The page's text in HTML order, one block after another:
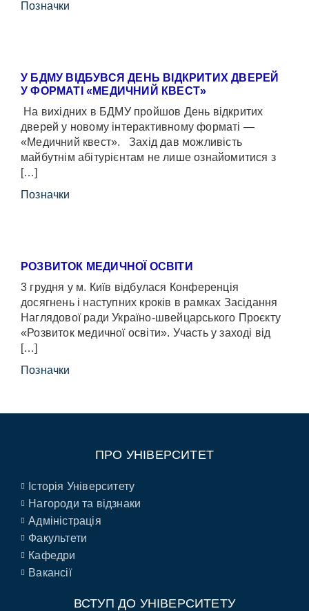
Позначки
У БДМУ ВІДБУВСЯ ДЕНЬ ВІДКРИТИХ ДВЕРЕЙ
У ФОРМАТІ «МЕДИЧНИЙ КВЕСТ»
На вихідних в БДМУ пройшов День відкритих
дверей у новому інтерактивному форматі —
«Медичний квест». Захід дав можливість
майбутнім абітурієнтам не лише ознайомитися з
[…]
Позначки
РОЗВИТОК МЕДИЧНОЇ ОСВІТИ
3 грудня у м. Київ відбулася Конференція
досягнень і наступних кроків в рамках Засідання
Наглядової ради Україно-швейцарського Проєкту
«Розвиток медичної освіти». Участь у заході від
[…]
Позначки
ПРО УНІВЕРСИТЕТ
Історія Університету
Нагороди та відзнаки
Адміністрація
Факультети
Кафедри
Вакансії
ВСТУП ДО УНІВЕРСИТЕТУ